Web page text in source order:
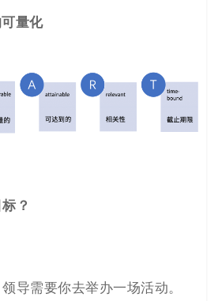
量化
？
领导需要你去举办一场活动。